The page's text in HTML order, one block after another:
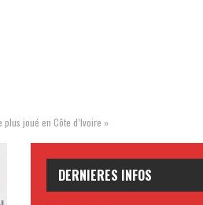
plus joué en Côte d’Ivoire »
DERNIERES INFOS